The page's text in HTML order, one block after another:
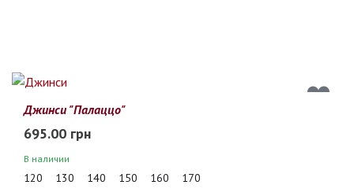
Джинси "Палаццо"
695.00 грн
В наличии
120 130 140 150 160 170